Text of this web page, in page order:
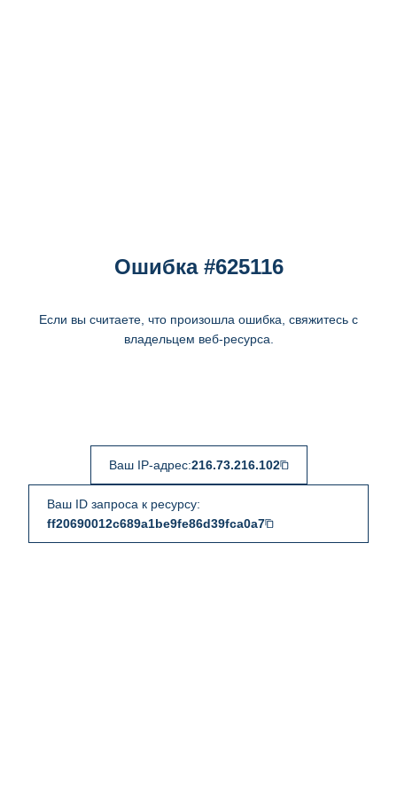
Ошибка #625116
Если вы считаете, что произошла ошибка, свяжитесь с
владельцем веб-ресурса.
Ваш IP-адрес:216.73.216.102
Ваш ID запроса к ресурсу:
ff20690012c689a1be9fe86d39fca0a7